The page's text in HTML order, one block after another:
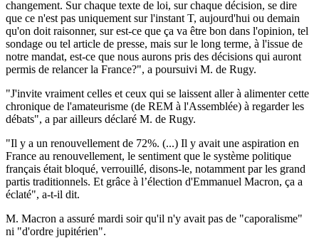
changement. Sur chaque texte de loi, sur chaque décision, se dire
que ce n'est pas uniquement sur l'instant T, aujourd'hui ou demain
qu'on doit raisonner, sur est-ce que ça va être bon dans l'opinion, tel
sondage ou tel article de presse, mais sur le long terme, à l'issue de
notre mandat, est-ce que nous aurons pris des décisions qui auront
permis de relancer la France?", a poursuivi M. de Rugy.
"J'invite vraiment celles et ceux qui se laissent aller à alimenter cette
chronique de l'amateurisme (de REM à l'Assemblée) à regarder les
débats", a par ailleurs déclaré M. de Rugy.
"Il y a un renouvellement de 72%. (...) Il y avait une aspiration en
France au renouvellement, le sentiment que le système politique
français était bloqué, verrouillé, disons-le, notamment par les grand
partis traditionnels. Et grâce à l’élection d'Emmanuel Macron, ça a
éclaté", a-t-il dit.
M. Macron a assuré mardi soir qu'il n'y avait pas de "caporalisme"
ni "d'ordre jupitérien".